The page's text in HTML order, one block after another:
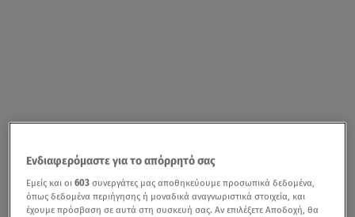
Ενδιαφερόμαστε για το απόρρητό σας
Εμείς και οι603 συνεργάτες μας αποθηκεύουμε προσωπικά δεδομένα,
όπως δεδομένα περιήγησης ή μοναδικά αναγνωριστικά στοιχεία, και
έχουμε πρόσβαση σε αυτά στη συσκευή σας. Αν επιλέξετε Αποδοχή, θα